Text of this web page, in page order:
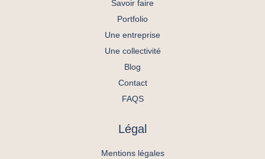
Savoir faire
Portfolio
Une entreprise
Une collectivité
Blog
Contact
FAQS
Légal
Mentions légales